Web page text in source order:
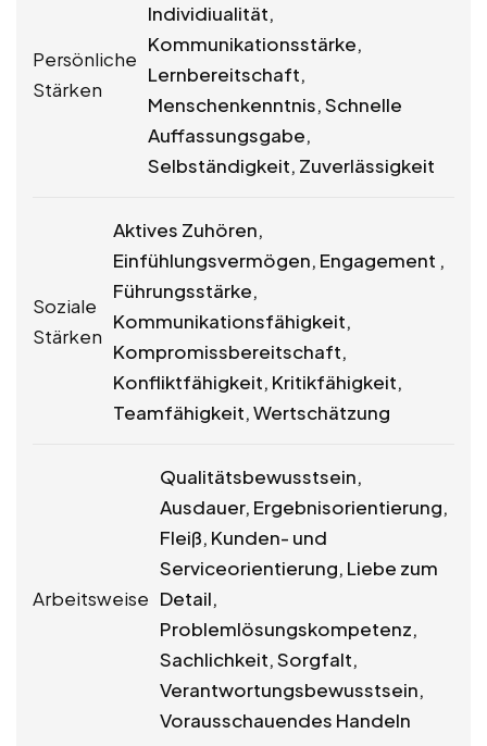
Persönliche
Stärken
Individiualität,
Kommunikationsstärke,
Lernbereitschaft,
Menschenkenntnis, Schnelle
Auffassungsgabe,
Selbständigkeit, Zuverlässigkeit
Soziale
Stärken
Aktives Zuhören,
Einfühlungsvermögen, Engagement ,
Führungsstärke,
Kommunikationsfähigkeit,
Kompromissbereitschaft,
Konfliktfähigkeit, Kritikfähigkeit,
Teamfähigkeit, Wertschätzung
Arbeitsweise
Qualitätsbewusstsein,
Ausdauer, Ergebnisorientierung,
Fleiß, Kunden- und
Serviceorientierung, Liebe zum
Detail,
Problemlösungskompetenz,
Sachlichkeit, Sorgfalt,
Verantwortungsbewusstsein,
Vorausschauendes Handeln